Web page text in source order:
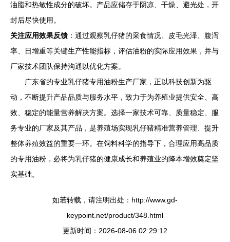
油脂和热敏性成分的破坏。产品应储存于阴凉、干燥、避光处，开
封后尽快使用。
关注应用效果反馈 ：通过观察乳仔猪的采食情况、皮毛光泽、腹泻
率、日增重等关键生产性能指标，评估油粉的实际应用效果，并与
厂家技术团队保持沟通以优化方案。
广东省的专业乳仔猪专用油粉生产厂家，正以科技创新为驱
动，不断提升产品品质与服务水平，致力于为养殖业提供安全、高
效、稳定的能量营养解决方案。选择一家技术可靠、质量稳定、服
务专业的厂家及其产品，是养殖场实现乳仔猪精准营养管理、提升
整体养殖效益的重要一环。在饲料科学的指导下，合理应用高品质
的专用油粉，必将为乳仔猪的健康成长和养殖业的降本增效奠定坚
实基础。
如若转载，请注明出处：http://www.gd-
keypoint.net/product/348.html
更新时间：2026-08-06 02:29:12